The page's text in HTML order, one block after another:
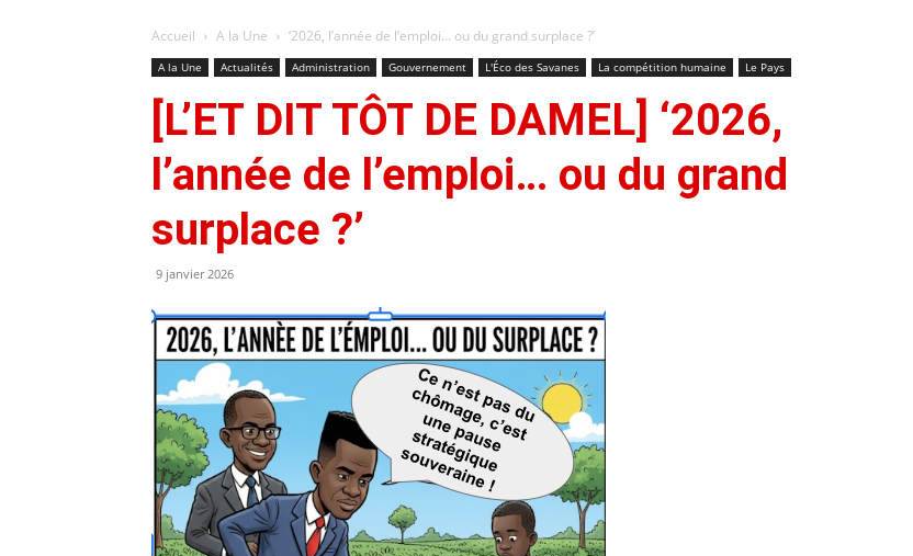
Accueil A la Une ‘2026, l’année de l’emploi… ou du grand surplace ?’
A la Une Actualités Administration Gouvernement L'Éco des Savanes La compétition humaine Le Pays
[L’ET DIT TÔT DE DAMEL] ‘2026,
l’année de l’emploi… ou du grand
surplace ?’
9 janvier 2026